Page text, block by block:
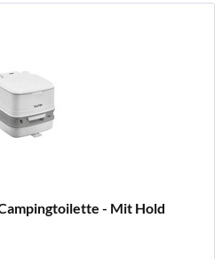
- Mit Hold